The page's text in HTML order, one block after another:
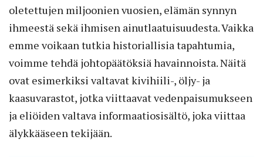
oletettujen miljoonien vuosien, elämän synnyn
ihmeestä sekä ihmisen ainutlaatuisuudesta. Vaikka
emme voikaan tutkia historiallisia tapahtumia,
voimme tehdä johtopäätöksiä havainnoista. Näitä
ovat esimerkiksi valtavat kivihiili-, öljy- ja
kaasuvarastot, jotka viittaavat vedenpaisumukseen
ja eliöiden valtava informaatiosisältö, joka viittaa
älykkääseen tekijään.